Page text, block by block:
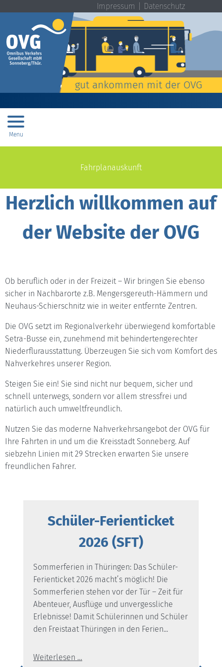
Impressum Datenschutz
gut ankommen mit der OVG
Menu
Fahrplanauskunft
Herzlich willkommen auf
der Website der OVG
Ob beruflich oder in der Freizeit – Wir bringen Sie ebenso
sicher in Nachbarorte z.B. Mengersgereuth-Hämmern und
Neuhaus-Schierschnitz wie in weiter entfernte Zentren.
Die OVG setzt im Regionalverkehr überwiegend komfortable
Setra-Busse ein, zunehmend mit behindertengerechter
Niederflurausstattung. Überzeugen Sie sich vom Komfort des
Nahverkehres unserer Region.
Steigen Sie ein! Sie sind nicht nur bequem, sicher und
schnell unterwegs, sondern vor allem stressfrei und
natürlich auch umweltfreundlich.
Nutzen Sie das moderne Nahverkehrsangebot der OVG für
Ihre Fahrten in und um die Kreisstadt Sonneberg. Auf
siebzehn Linien mit 29 Strecken erwarten Sie unsere
freundlichen Fahrer.
Schüler-Ferienticket
2026 (SFT)
Sommerferien in Thüringen: Das Schüler-
Ferienticket 2026 macht’s möglich! Die
Sommerferien stehen vor der Tür – Zeit für
Abenteuer, Ausflüge und unvergessliche
Erlebnisse! Damit Schülerinnen und Schüler
den Freistaat Thüringen in den Ferien...
Weiterlesen …